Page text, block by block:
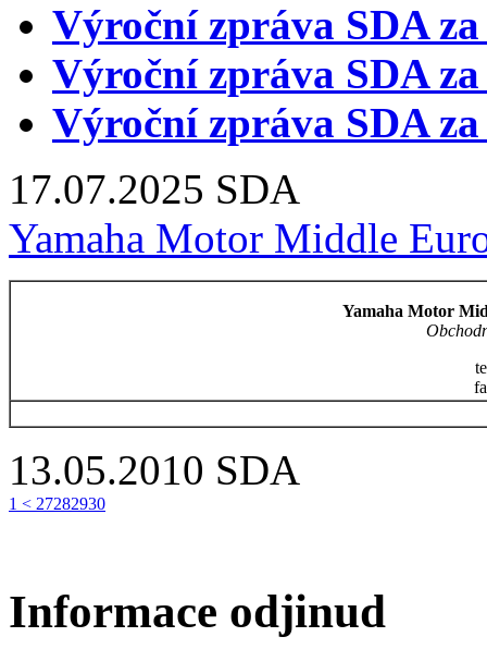
Výroční zpráva SDA
Výroční zpráva SDA
Výroční zpráva SDA
17.07.2025 SDA
Yamaha Motor Middle
Yamaha Motor
13.05.2010 SDA
1 < 27282930
Informace odjinud